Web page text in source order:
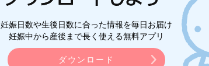
妊娠日数や生後日数に合った情報を毎日お届け
妊娠中から産後まで長く使える無料アプリ
ダウンロード